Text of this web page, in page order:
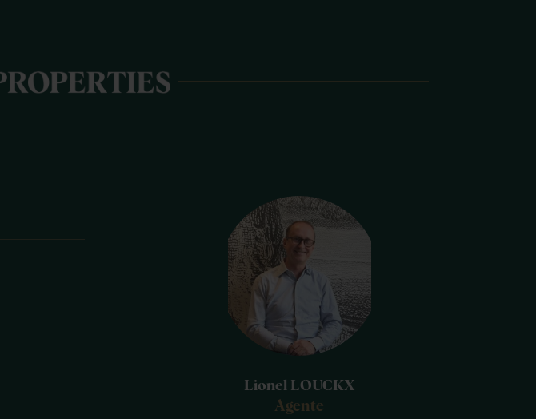
Lionel LOUCKX
Agente